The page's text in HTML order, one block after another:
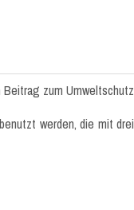
zum Umweltschutz
werden, die mit drei